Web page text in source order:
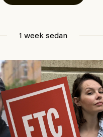
1 week sedan